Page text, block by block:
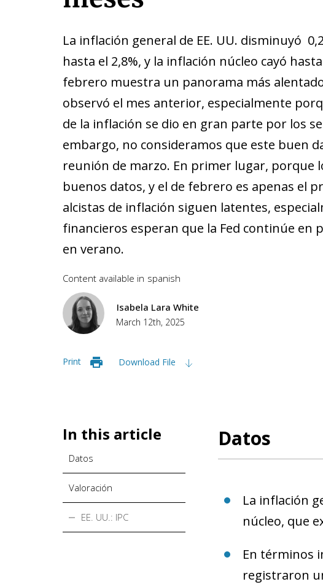
La inflación general de EE. UU. disminuyó
hasta el 2,8%, y la inflación núcleo cayó
febrero muestra un panorama más
observó el mes anterior, especialmente
de la inflación se dio en gran parte por los
embargo, no consideramos que este buen
reunión de marzo. En primer lugar, porque
buenos datos, y el de febrero es apenas el
alcistas de inflación siguen latentes,
financieros esperan que la Fed continúe
en verano.
Content available in spanish
Isabela Lara White
March 12th, 2025
Print Download File
In this article
Datos
Valoración
EE. UU.: IPC
Datos
La inflación
núcleo, que
En términos
registraron